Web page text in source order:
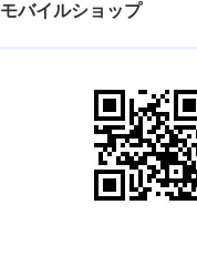
モバイルショップ